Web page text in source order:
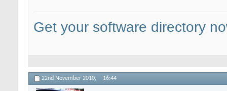
Get your software directory
22nd November 2010, 16:44